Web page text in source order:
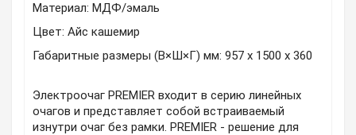
Материал: МДФ/эмаль
Цвет: Айс кашемир
Габаритные размеры (В×Ш×Г) мм: 957 x 1500 x 360
Электроочаг PREMIER входит в серию линейных
очагов и представляет собой встраиваемый
изнутри очаг без рамки. PREMIER - решение для